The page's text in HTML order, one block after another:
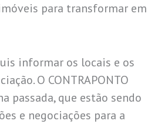
para transformar em
informar os locais e os
O CONTRAPONTO
passada, que estão sendo
e negociações para a